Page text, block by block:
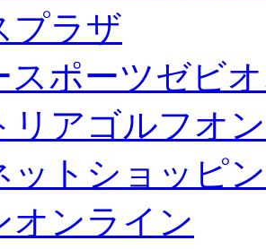
プラザ
スポーツゼビ
リアゴルフオ
ットショッピ
オンライン